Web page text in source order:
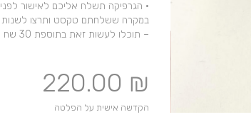
• הגרפיקה תשלח אליכם לאישור
במקרה ששלחתם טקסט ותרצו
– תוכלו לעשות זאת בתוספת 30 שח לגרפיקה חדשה שנכין לכם.
220.00 ₪
הקדשה אישית על הפלטה